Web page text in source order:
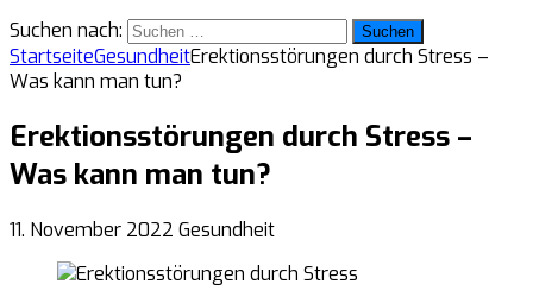
Suchen nach:
StartseiteGesundheitErektionsstörungen durch Stress –
Was kann man tun?
Erektionsstörungen durch Stress –
Was kann man tun?
11. November 2022 Gesundheit